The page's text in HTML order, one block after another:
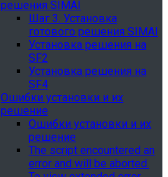
решения SIMAI
Шаг 3. Установка
готового решения SIMAI
Установка решения на
SF2
Установка решения на
SF4
Ошибки установки и их
решение
Ошибки установки и их
решение
The script encountered an
error and will be aborted.